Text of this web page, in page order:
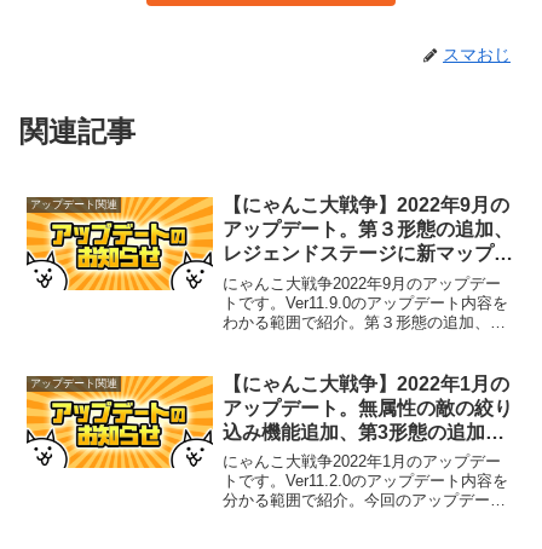
スマおじ
関連記事
アップデート関連
【にゃんこ大戦争】2022年9月の
アップデート。第３形態の追加、
レジェンドステージに新マップ、
ユーザーランク報酬追加など。
にゃんこ大戦争2022年9月のアップデー
トです。Ver11.9.0のアップデート内容を
わかる範囲で紹介。第３形態の追加、レ
アップデート関連
【にゃんこ大戦争】2022年1月の
アップデート。無属性の敵の絞り
込み機能追加、第3形態の追加、
レジェンドストーリーに新マップ
登場など。
にゃんこ大戦争2022年1月のアップデー
トです。Ver11.2.0のアップデート内容を
分かる範囲で紹介。今回のアップデート